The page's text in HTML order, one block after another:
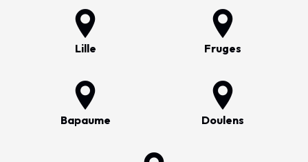
Lille Fruges
Bapaume Doulens